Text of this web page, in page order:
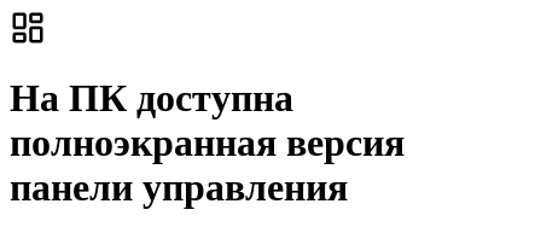
На ПК доступна
полноэкранная версия
панели управления